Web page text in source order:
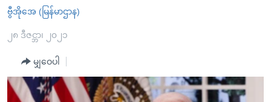
ပင်မ
သို့
ကျော်
ကြည့်
အစ္စရေး-ပါလက်စတိုင်း
အင်္ဂလိပ်စာလေ့လာမယ်
အမေရိကန်သုံးအီဒီယံ
မကြေးမုံရဲ့ အင်္ဂလိပ်စာ
အပတ်စဉ်ကဏ္ဍများ
ရေဒီယို
ရေဒီယိုနှင့်ရုပ်သံ အချက်အလက်များ
ဗွီအိုအေ (မြန်မာဌာန)
၂၈ ဒီဇင္ဘာ၊ ၂၀၂၁
မျှဝေပါ